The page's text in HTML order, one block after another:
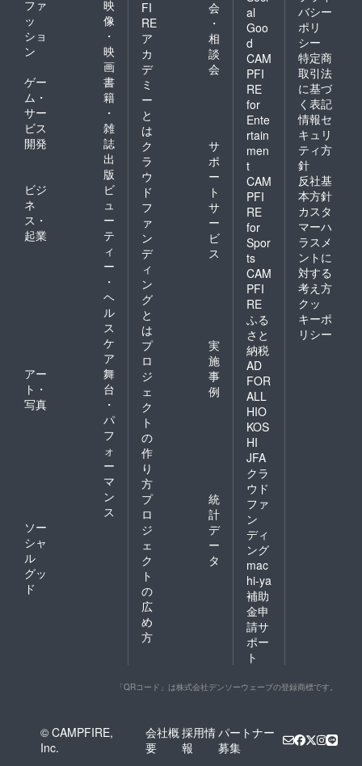
ファ
ッ
ショ
ン
映
像
・
映
画
ゲー
ム・
サー
ビス
開発
書
籍
・
雑
誌
出
版
ビジ
ネ
ス・
起業
ビ
ュ
ー
テ
ィ
ー
・
ヘ
ル
ス
ケ
ア
アー
ト・
写真
舞
台
・
パ
フ
ォ
ー
マ
ン
ス
ソー
シャ
ル
グッ
ド
FI
RE
ア
カ
デ
ミ
ー
と
は
会
・
相
談
会
ク
ラ
ウ
ド
フ
ァ
ン
デ
ィ
ン
グ
と
は
サ
ポ
ー
ト
サ
ー
ビ
ス
プ
ロ
ジ
ェ
ク
ト
の
作
り
方
実
施
事
例
プ
ロ
ジ
ェ
ク
ト
の
広
め
方
統
計
デ
ー
タ
al
Goo
d
CAM
PFI
RE
for
Ente
rtain
men
t
CAM
PFI
RE
for
Spor
ts
CAM
PFI
RE
ふる
さと
納税
AD
FOR
ALL
HIO
KOS
HI
JFA
クラ
ウド
ファ
ン
ディ
ング
mac
hi-ya
補助
金申
請サ
ポー
ト
バシー
ポリ
シー
特定商
取引法
に基づ
く表記
情報セ
キュリ
ティ方
針
反社基
本方針
カスタ
マーハ
ラスメ
ントに
対する
考え方
クッ
キーポ
リシー
「QRコード」は株式会社デンソーウェーブの登録商標です。
© CAMPFIRE,
Inc.
会社概
要
採用情
報
パートナー
募集